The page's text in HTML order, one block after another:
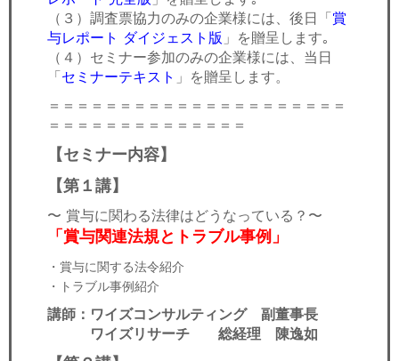
（３）調査票協力のみの企業様には、後日「賞
与レポート ダイジェスト版 」を贈呈します｡
（４）セミナー参加のみの企業様には、当日
「セミナーテキスト 」を贈呈します。​
＝＝＝＝＝＝＝＝＝＝＝＝＝＝＝＝＝＝＝＝＝
＝＝＝＝＝＝＝＝＝＝＝＝＝＝
【セミナー内容】
【第１講】
〜 賞与に関わる法律はどうなっている？〜
「賞与関連法規とトラブル事例」
・賞与に関する法令紹介
・トラブル事例紹介
講師：ワイズコンサルティング 副董事長
ワイズリサーチ 総経理 陳逸如